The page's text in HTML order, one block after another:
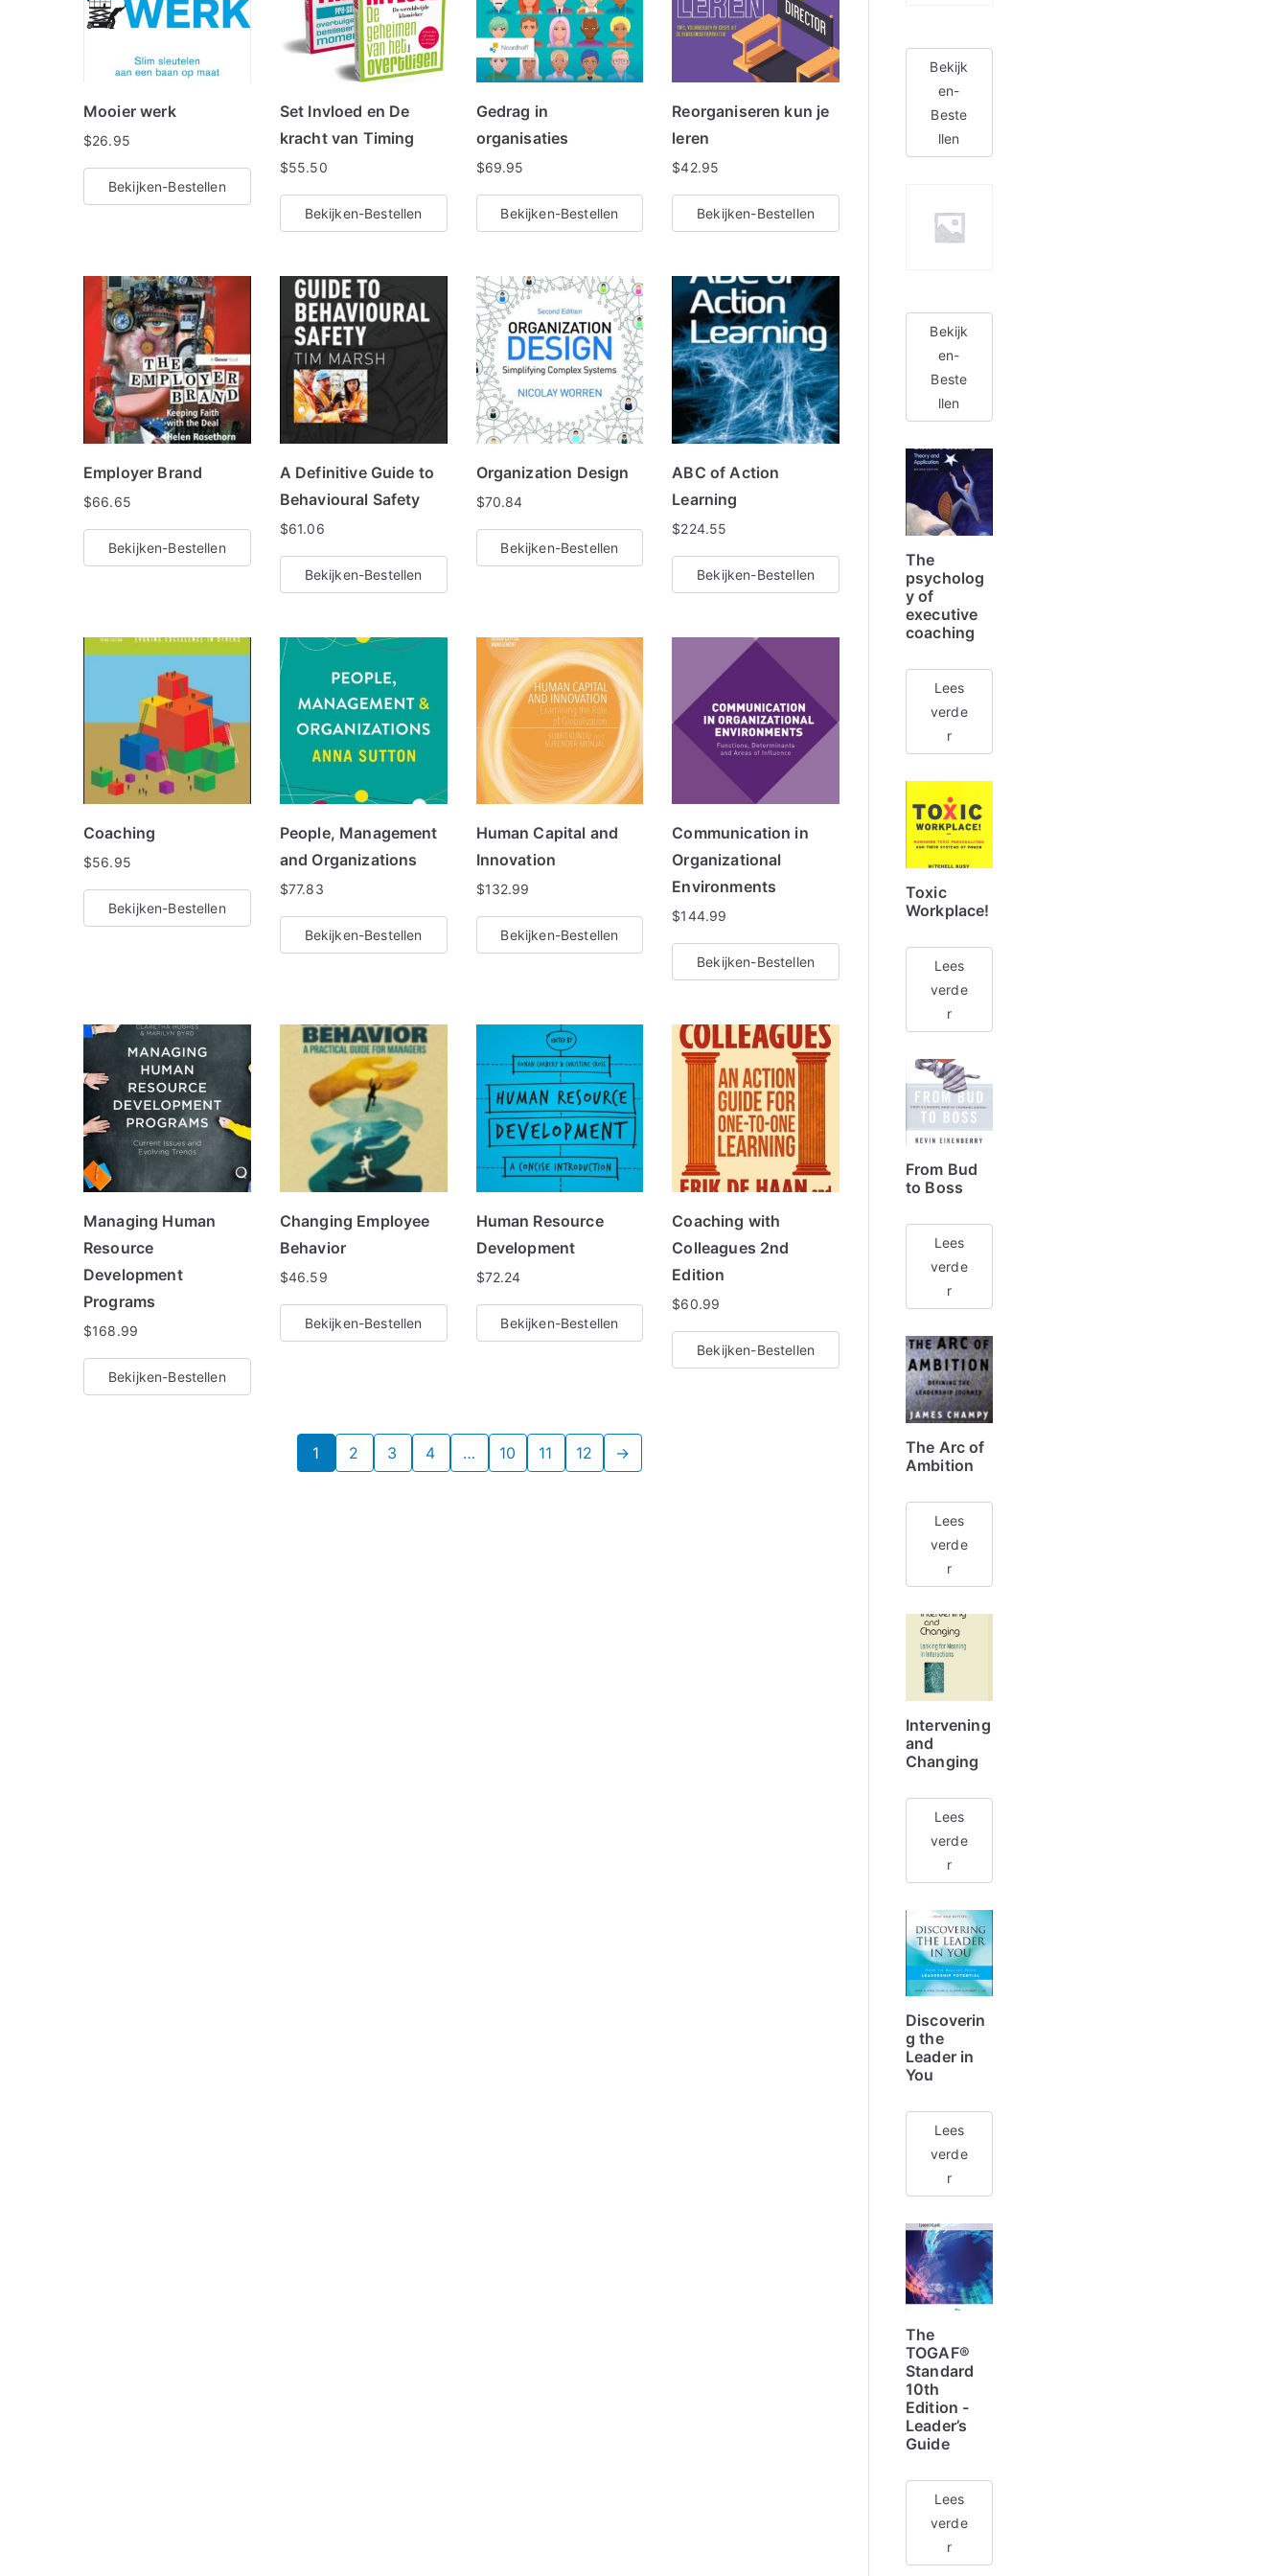
Mooier werk
$26.95
Bekijken-Bestellen
Set Invloed en De
kracht van Timing
$55.50
Bekijken-Bestellen
Gedrag in
organisaties
$69.95
Bekijken-Bestellen
Reorganiseren kun je
leren
$42.95
Bekijken-Bestellen
Employer Brand
$66.65
Bekijken-Bestellen
A Definitive Guide to
Behavioural Safety
$61.06
Bekijken-Bestellen
Organization Design
$70.84
Bekijken-Bestellen
ABC of Action
Learning
$224.55
Bekijken-Bestellen
Coaching
$56.95
Bekijken-Bestellen
People, Management
and Organizations
$77.83
Bekijken-Bestellen
Human Capital and
Innovation
$132.99
Bekijken-Bestellen
Communication in
Organizational
Environments
$144.99
Bekijken-Bestellen
Managing Human
Resource
Development
Programs
$168.99
Bekijken-Bestellen
Changing Employee
Behavior
$46.59
Bekijken-Bestellen
Human Resource
Development
$72.24
Bekijken-Bestellen
Coaching with
Colleagues 2nd
Edition
$60.99
Bekijken-Bestellen
1 2 3 4 … 10 11 12 →
Bekijk
en-
Beste
llen
Bekijk
en-
Beste
llen
The
psycholog
y of
executive
coaching
Lees
verde
r
Toxic
Workplace!
Lees
verde
r
From Bud
to Boss
Lees
verde
r
The Arc of
Ambition
Lees
verde
r
Intervening
and
Changing
Lees
verde
r
Discoverin
g the
Leader in
You
Lees
verde
r
The
TOGAF®
Standard
10th
Edition -
Leader’s
Guide
Lees
verde
r